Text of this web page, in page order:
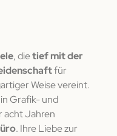
, dietief mit der
für
Weise vereint.
Grafik- und
acht Jahren
. Ihre Liebe zur